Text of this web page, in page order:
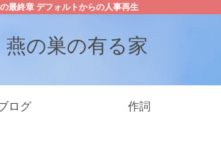
最終章 デフォルトからの人事再生
燕の巣の有る家
ログ 作詞